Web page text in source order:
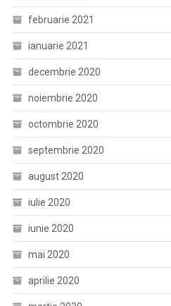
februarie 2021
ianuarie 2021
decembrie 2020
noiembrie 2020
octombrie 2020
septembrie 2020
august 2020
iulie 2020
iunie 2020
mai 2020
aprilie 2020